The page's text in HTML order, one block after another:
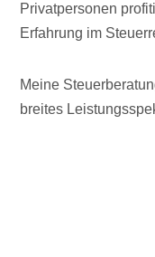
Privatpersonen
Erfahrung im
Meine
breites